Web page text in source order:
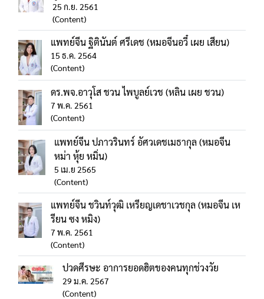
25 ก.ย. 2561
(Content)
แพทย์จีน ฐิตินันต์ ศรีเดช (หมอจีนอวี๋ เผย เสียน)
15 ธ.ค. 2564
(Content)
ดร.พจ.อาวุโส ชวน ไพบูลย์เวช (หลิน เผย ชวน)
7 พ.ค. 2561
(Content)
แพทย์จีน ปภาวรินทร์ อัศวเดชเมธากุล (หมอจีน
หม่า หุ้ย หมิ่น)
5 เม.ย 2565
(Content)
แพทย์จีน ชวินท์วุฒิ เหรียญเดชาเวชกุล (หมอจีน เห
รียน ซง หมิง)
7 พ.ค. 2561
(Content)
ปวดศีรษะ อาการยอดฮิตของคนทุกช่วงวัย
29 ม.ค. 2567
(Content)